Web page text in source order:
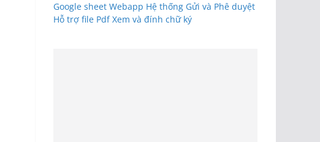
Google sheet Webapp Hệ thống Gửi và Phê duyệt
Hỗ trợ file Pdf Xem và đính chữ ký